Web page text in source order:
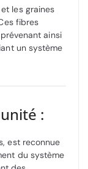
les graines
fibres
ainsi
un système
:
est reconnue
du système